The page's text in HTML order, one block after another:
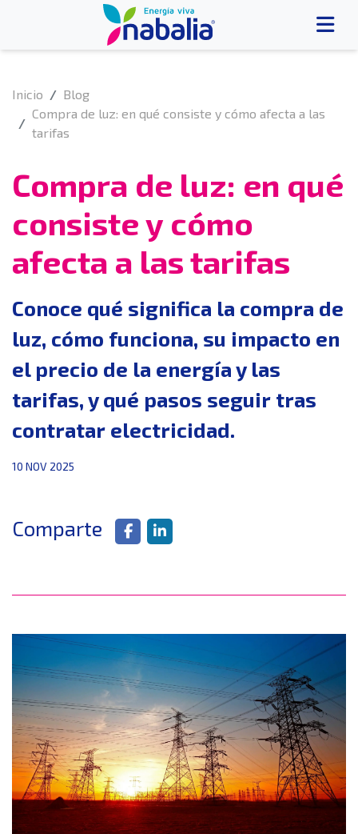
Inicio
Blog
Compra de luz: en qué consiste y cómo afecta a las
tarifas
Compra de luz: en qué
consiste y cómo
afecta a las tarifas
Conoce qué significa la compra de
luz, cómo funciona, su impacto en
el precio de la energía y las
tarifas, y qué pasos seguir tras
contratar electricidad.
10 NOV 2025
Comparte